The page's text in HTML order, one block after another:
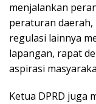
menjalankan
peraturan daerah,
regulasi lainnya
lapangan, rapat
aspirasi
Ketua DPRD juga